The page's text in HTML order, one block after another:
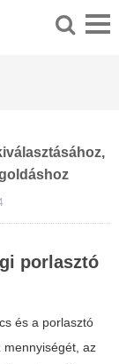
porlasztó
és a porlasztó
mennyiségét, az